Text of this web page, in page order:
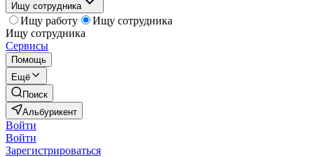
Ищу сотрудника
Ищу работу
Ищу сотрудника
Ищу сотрудника
Сервисы
Помощь
Ещё
Поиск
Альбурикент
Войти
Войти
Зарегистрироваться